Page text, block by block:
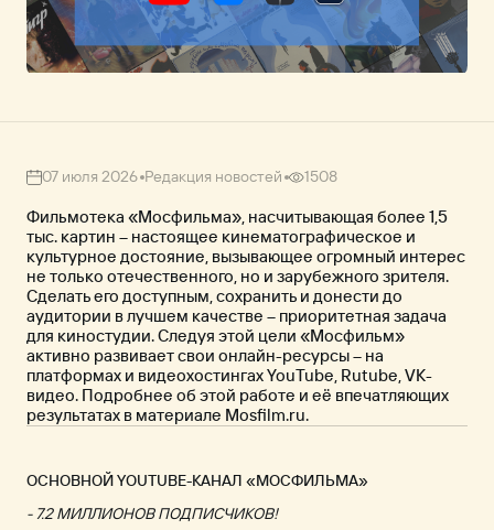
07 июля 2026 Редакция новостей 1508
Фильмотека «Мосфильма», насчитывающая более 1,5
тыс. картин – настоящее кинематографическое и
культурное достояние, вызывающее огромный интерес
не только отечественного, но и зарубежного зрителя.
Сделать его доступным, сохранить и донести до
аудитории в лучшем качестве – приоритетная задача
для киностудии. Следуя этой цели «Мосфильм»
активно развивает свои онлайн-ресурсы – на
платформах и видеохостингах YouTube, Rutube, VK-
видео. Подробнее об этой работе и её впечатляющих
результатах в материале Mosfilm.ru.
ОСНОВНОЙ YOUTUBE-КАНАЛ «МОСФИЛЬМА»
- 7.2 МИЛЛИОНОВ ПОДПИСЧИКОВ!